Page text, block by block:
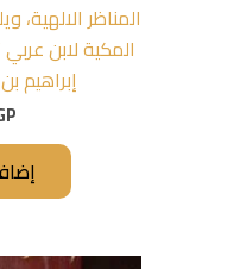
المناظر
المكية لابن
إبراهيم